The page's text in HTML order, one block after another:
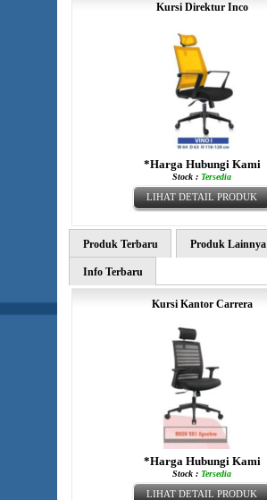
Kursi Direktur Inco
*Harga Hubungi Kami
Stock : Tersedia
LIHAT DETAIL PRODUK
Produk Terbaru Produk Lainnya
Info Terbaru
Kursi Kantor Carrera
*Harga Hubungi Kami
Stock : Tersedia
LIHAT DETAIL PRODUK